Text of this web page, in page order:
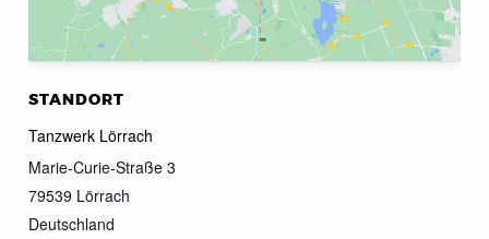
STANDORT
Tanzwerk Lörrach
Marie-Curie-Straße 3
79539 Lörrach
Deutschland